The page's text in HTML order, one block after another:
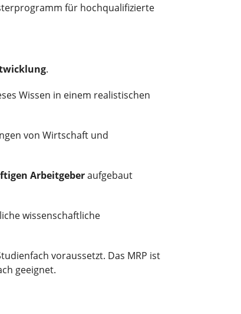
für hochqualifizierte
.
Wissen in einem realistischen
von Wirtschaft und
Arbeitgeberaufgebaut
wissenschaftliche
voraussetzt. Das MRP ist
geeignet.